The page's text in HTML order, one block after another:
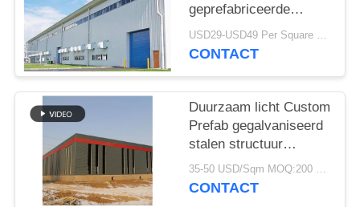
geprefabriceerde
industriële
staalstructuur
USD29-USD49 Per Square Meter MOQ:200 vierkante meter
CONTACT
Duurzaam licht Custom
Prefab gegalvaniseerd
stalen structuur
magazijn voor opslag 35-50 USD/Sqm MOQ:200 vierkante meter
CONTACT